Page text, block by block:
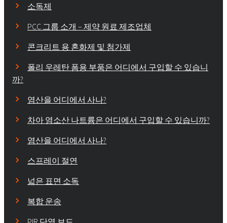
소독제
PCC 그룹 소개 – 제약 원료 제조업체
콘크리트 용 혼화제 및 첨가제
폴리 우레탄 폼용 부품은 어디에서 구입할 수 있습니
까?
염산을 어디에서 사나?
차아 염소산 나트륨은 어디에서 구입할 수 있습니까?
염산을 어디에서 사나?
스프레이 절연
넓은 표면 소독
복합 운송